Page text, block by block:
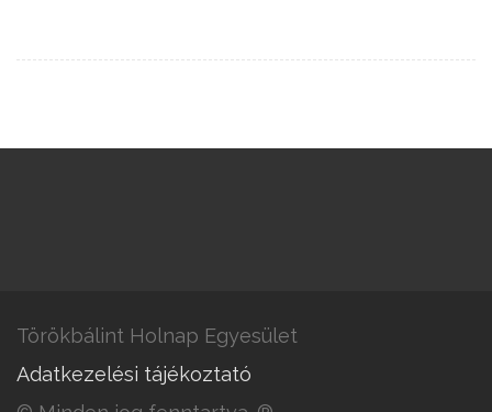
Törökbálint Holnap Egyesület
Adatkezelési tájékoztató